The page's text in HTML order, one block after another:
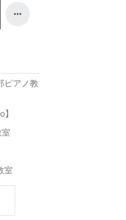
ピアノ教
室